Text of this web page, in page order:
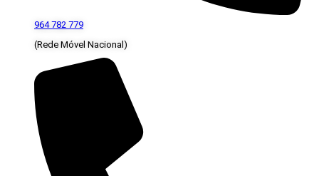
964 782 779
(Rede Móvel Nacional)